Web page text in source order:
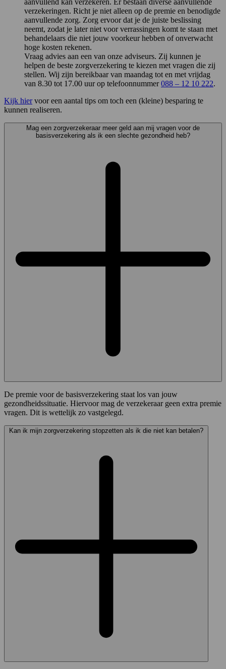
verzekeringen. Richt je niet alleen op de premie en benodigde
aanvullende zorg. Zorg ervoor dat je de juiste beslissing
neemt, zodat je later niet voor verrassingen komt te staan met
behandelaars die niet jouw voorkeur hebben of onverwacht
hoge kosten rekenen.
Vraag advies aan een van onze adviseurs. Zij kunnen je
helpen de beste zorgverzekering te kiezen met vragen die zij
stellen. Wij zijn bereikbaar van maandag tot en met vrijdag
van 8.30 tot 17.00 uur op telefoonnummer088 – 12 10 222.
Kijk hiervoor een aantal tips om toch een (kleine) besparing te
kunnen realiseren.
Mag een zorgverzekeraar meer geld aan mij vragen voor de
basisverzekering als ik een slechte gezondheid heb?
De premie voor de basisverzekering staat los van jouw
gezondheidssituatie. Hiervoor mag de verzekeraar geen extra premie
vragen. Dit is wettelijk zo vastgelegd.
Kan ik mijn zorgverzekering stopzetten als ik die niet kan betalen?